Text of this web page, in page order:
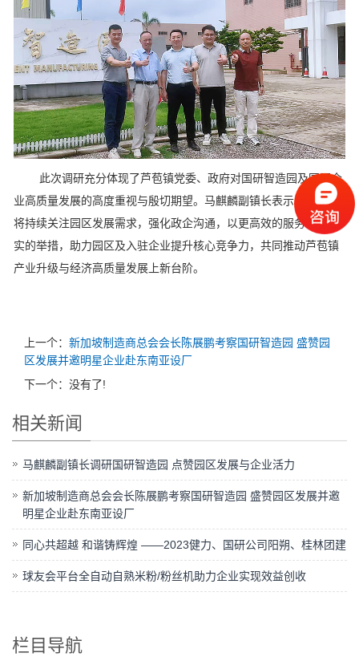
此次调研充分体现了芦苞镇党委、政府对国研智造园及园区企
业高质量发展的高度重视与殷切期望。马麒麟副镇长表示，镇政府
将持续关注园区发展需求，强化政企沟通，以更高效的服务和更务
实的举措，助力园区及入驻企业提升核心竞争力，共同推动芦苞镇
产业升级与经济高质量发展上新台阶。
上一个： 新加坡制造商总会会长陈展鹏考察国研智造园 盛赞园
区发展并邀明星企业赴东南亚设厂
下一个：没有了!
相关新闻
马麒麟副镇长调研国研智造园 点赞园区发展与企业活力
新加坡制造商总会会长陈展鹏考察国研智造园 盛赞园区发展并邀
明星企业赴东南亚设厂
同心共超越 和谐铸辉煌 ——2023健力、国研公司阳朔、桂林团建
球友会平台全自动自熟米粉/粉丝机助力企业实现效益创收
栏目导航